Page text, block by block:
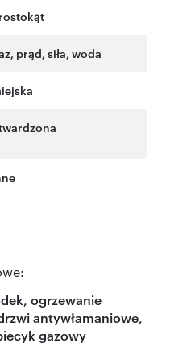
prąd, siła, woda
ogrzewanie
antywłamaniowe,
gazowy